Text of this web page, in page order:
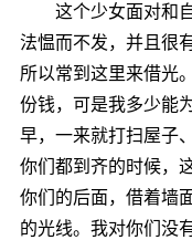
这个少女面对和自
法愠而不发，并且很
所以常到这里来借光
份钱，可是我多少能
早，一来就打扫屋子
你们都到齐的时候，
你们的后面，借着墙
的光线。我对你们没